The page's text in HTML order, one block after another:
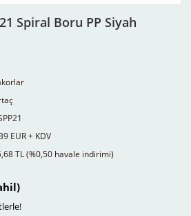
Spiral Boru PP Siyah
EUR + KDV
TL (%0,50 havale indirimi)